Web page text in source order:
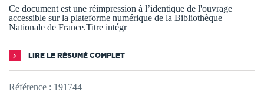
Ce document est une réimpression à l’identique de l'ouvrage
accessible sur la plateforme numérique de la Bibliothèque
Nationale de France.Titre intégr
LIRE LE RÉSUMÉ COMPLET
Référence : 191744